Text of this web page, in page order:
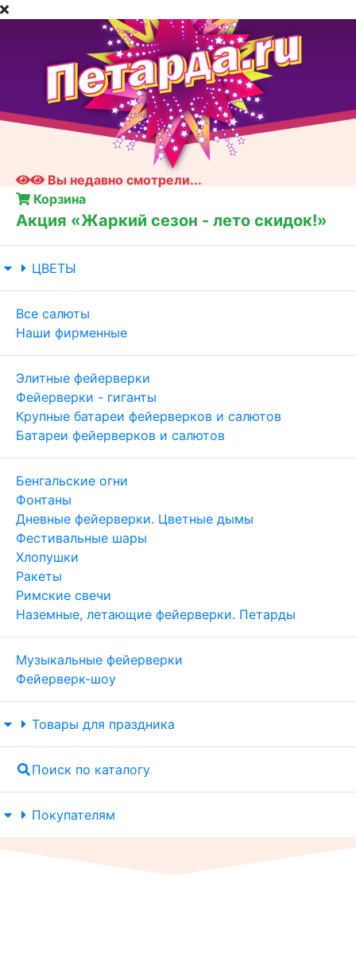
Вы недавно смотрели...
Корзина
Акция «Жаркий сезон - лето скидок!»
ЦВЕТЫ
Все салюты
Наши фирменные
Элитные фейерверки
Фейерверки - гиганты
Крупные батареи фейерверков и салютов
Батареи фейерверков и салютов
Бенгальские огни
Фонтаны
Дневные фейерверки. Цветные дымы
Фестивальные шары
Хлопушки
Ракеты
Римские свечи
Наземные, летающие фейерверки. Петарды
Музыкальные фейерверки
Фейерверк-шоу
Товары для праздника
Поиск по каталогу
Покупателям